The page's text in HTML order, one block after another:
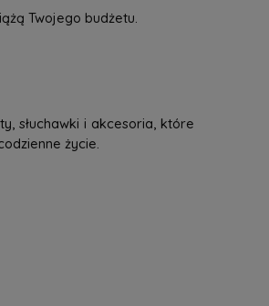
Twojego budżetu.
słuchawki i akcesoria, które
życie.